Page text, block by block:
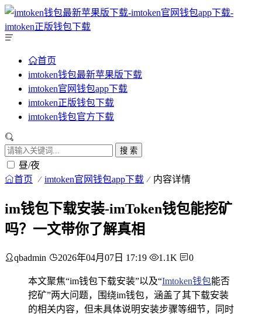
首页
imtoken钱包最新苹果版下载
imtoken官网钱包app下载
imtoken正版钱包下载
imtoken钱包官方下载
搜 索
昼/夜
首页 imtoken官网钱包app下载 内容详情
im钱包下载安装-imToken钱包能挖矿
吗？一文带你了解真相
qbadmin 2026年04月07日 17:19 1.1K 0
本文聚焦“im钱包下载安装”以及“Imtoken钱包能否
挖矿”两大问题，围绕im钱包，涵盖了其下载安装
的相关内容，但未具体说明安装步骤等细节，同时